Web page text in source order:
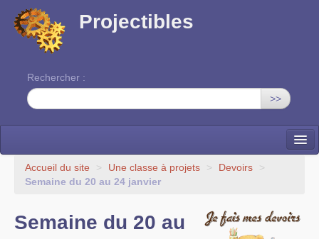
Projectibles
Rechercher :
>>
La ruche
Cinéma
Accueil du site > Une classe à projets > Devoirs
>
Semaine du 20 au 24 janvier
Semaine du 20 au